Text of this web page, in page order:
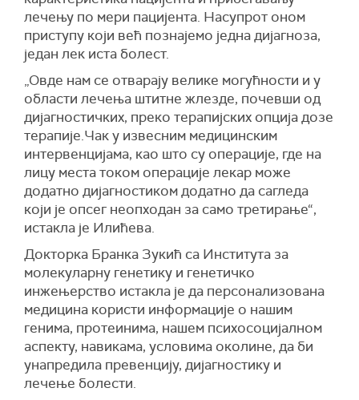
лечењу по мери пацијента. Насупрот оном
приступу који већ познајемо једна дијагноза,
један лек иста болест.
„Овде нам се отварају велике могућности и у
области лечења штитне жлезде, почевши од
дијагностичких, преко терапијских опција дозе
терапије.Чак у извесним медицинским
интервенцијама, као што су операције, где на
лицу места током операције лекар може
додатно дијагностиком додатно да сагледа
који је опсег неопходан за само третирање“,
истакла је Илићева.
Докторка Бранка Зукић са Института за
молекуларну генетику и генетичко
инжењерство истакла је да персонализована
медицина користи информације о нашим
генима, протеинима, нашем психосоцијалном
аспекту, навикама, условима околине, да би
унапредила превенцију, дијагностику и
лечење болести.